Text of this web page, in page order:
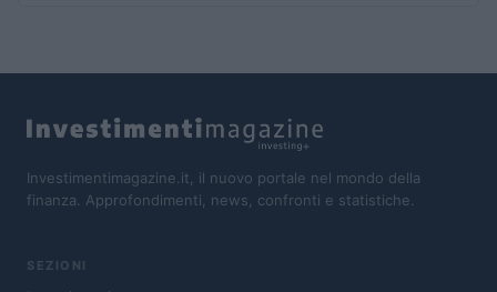
Investimentimagazine.it, il nuovo portale nel mondo della
finanza. Approfondimenti, news, confronti e statistiche.
SEZIONI